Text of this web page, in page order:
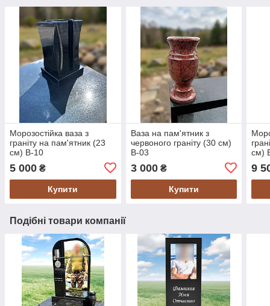
Морозостійка ваза з
граніту на пам'ятник (23
см) В-10
5 000 ₴
Купити
Ваза на пам'ятник з
червоного граніту (30 см)
В-03
3 000₴
Купити
см)
9
Подібні товари компанії